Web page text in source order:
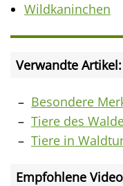
Wildkaninchen
Verwandte Artikel:
Besondere
Tiere des
Tiere in
Empfohlene